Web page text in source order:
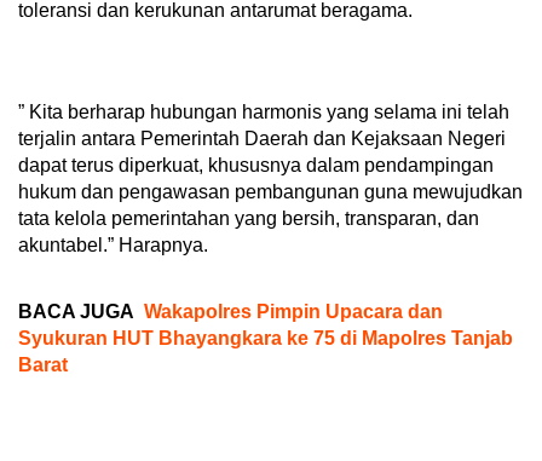
toleransi dan kerukunan antarumat beragama.
” Kita berharap hubungan harmonis yang selama ini telah
terjalin antara Pemerintah Daerah dan Kejaksaan Negeri
dapat terus diperkuat, khususnya dalam pendampingan
hukum dan pengawasan pembangunan guna mewujudkan
tata kelola pemerintahan yang bersih, transparan, dan
akuntabel.” Harapnya.
BACA JUGA Wakapolres Pimpin Upacara dan
Syukuran HUT Bhayangkara ke 75 di Mapolres Tanjab
Barat